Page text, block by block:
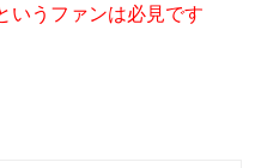
いうファンは必見です